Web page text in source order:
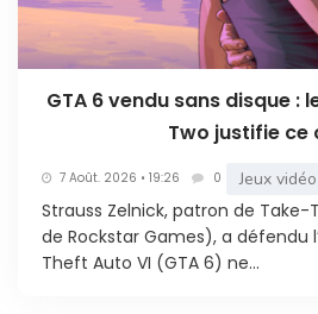
GTA 6 vendu sans disque :
Two justifie ce
7 Août. 2026 • 19:26 0 Jeux vidéo
Strauss Zelnick, patron de
de Rockstar Games), a défendu
Theft Auto VI (GTA 6) ne...